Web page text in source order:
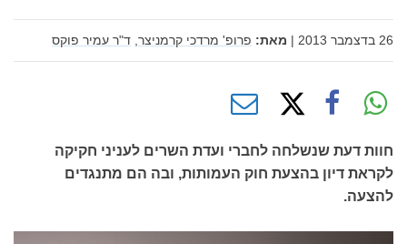
26 בדצמבר 2013 | מאת: פרופ' מרדכי קרמניצר, ד"ר עמיר פוקס
חוות דעת שנשלחה לחברי ועדת השרים לעניני חקיקה
לקראת דיון בהצעת חוק העמותות, ובה הם מתנגדים
להצעה.